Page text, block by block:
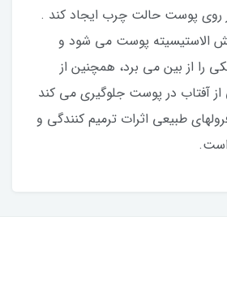
روی پوست حالت چرب ایجاد کند .
الاستیسیته پوست می شود و
از بین می برد، همچنین از
آفتاب در پوست جلوگیری می کند
طبیعی اثرات ترمیم کنندگی و